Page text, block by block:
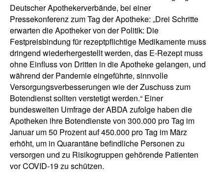
Deutscher Apothekerverbände, bei einer
Pressekonferenz zum Tag der Apotheke: „Drei Schritte
erwarten die Apotheker von der Politik: Die
Festpreisbindung für rezeptpflichtige Medikamente muss
dringend wiederhergestellt werden, das E-Rezept muss
ohne Einfluss von Dritten in die Apotheke gelangen, und
während der Pandemie eingeführte, sinnvolle
Versorgungsverbesserungen wie der Zuschuss zum
Botendienst sollten verstetigt werden.“ Einer
bundesweiten Umfrage der ABDA zufolge haben die
Apotheken ihre Botendienste von 300.000 pro Tag im
Januar um 50 Prozent auf 450.000 pro Tag im März
erhöht, um in Quarantäne befindliche Personen zu
versorgen und zu Risikogruppen gehörende Patienten
vor COVID-19 zu schützen.